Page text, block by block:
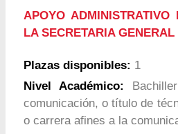
APOYO
LA SECRETARIA GENERAL
Plazas disponibles: 1
Nivel Académico:
comunicación, o título de
o carrera afines a la